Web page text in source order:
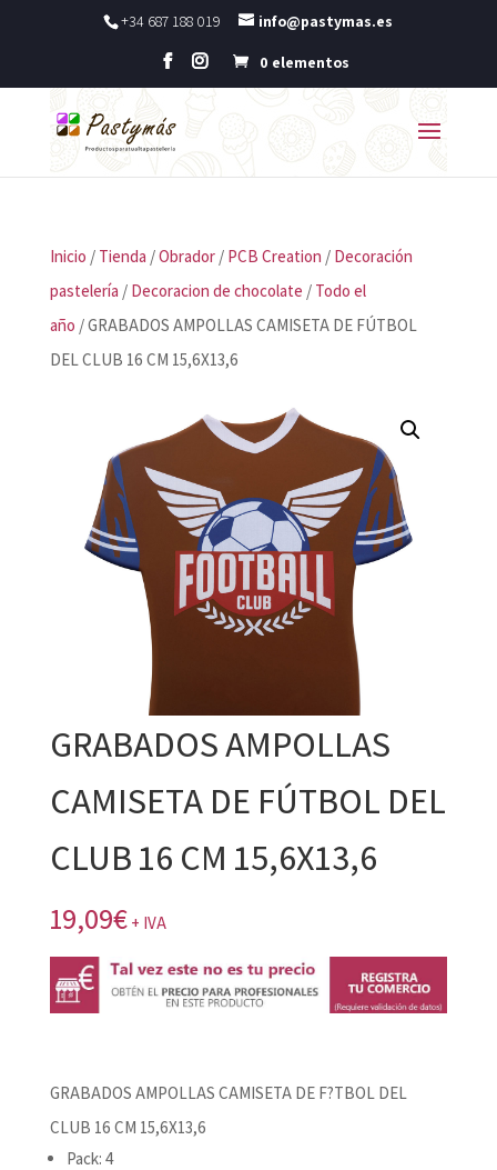
+34 687 188 019 info@pastymas.es
0 elementos
Inicio / Tienda /Obrador/ PCB Creation / Decoración
pastelería / Decoracion de chocolate / Todo el
año / GRABADOS AMPOLLAS CAMISETA DE FÚTBOL
DEL CLUB 16 CM 15,6X13,6
GRABADOS AMPOLLAS
CAMISETA DE FÚTBOL DEL
CLUB 16 CM 15,6X13,6
19,09€ + IVA
GRABADOS AMPOLLAS CAMISETA DE F?TBOL DEL
CLUB 16 CM 15,6X13,6
Pack: 4